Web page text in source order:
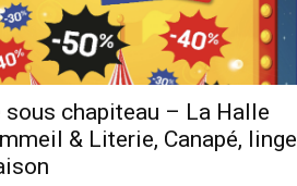
sous chapiteau – La Halle
& Literie, Canapé, linge